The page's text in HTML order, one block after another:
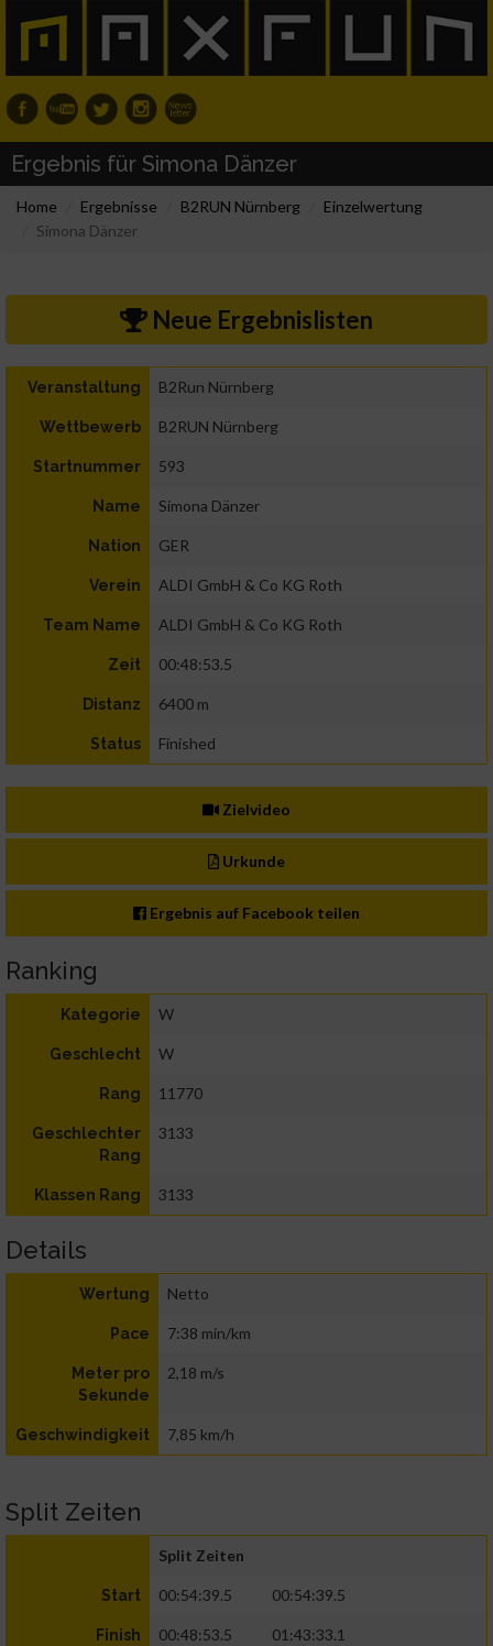
Ergebnis für Simona Dänzer
Home Ergebnisse B2RUN Nürnberg
Einzelwertung
Simona Dänzer
Neue Ergebnislisten
Veranstaltung B2Run Nürnberg
Wettbewerb B2RUN Nürnberg
Startnummer 593
Name Simona Dänzer
Nation GER
Verein ALDI GmbH & Co KG Roth
Team Name ALDI GmbH & Co KG Roth
Zeit 00:48:53.5
Distanz 6400 m
Status Finished
Zielvideo
Urkunde
Ergebnis auf Facebook teilen
Ranking
Kategorie W
Geschlecht W
Rang 11770
Geschlechter
Rang
3133
Klassen Rang 3133
Details
Wertung Netto
Pace 7:38 min/km
Meter pro
Sekunde
2,18 m/s
Geschwindigkeit 7,85 km/h
Split Zeiten
Split Zeiten
Start 00:54:39.5 00:54:39.5
Finish 00:48:53.5 01:43:33.1